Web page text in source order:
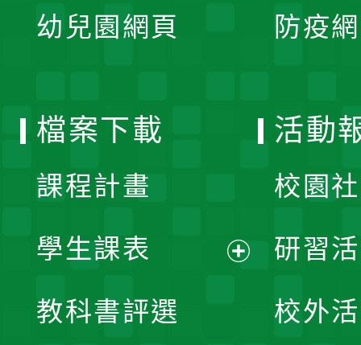
幼兒園網頁 防疫
檔案下載
課程計畫
學生課表
教科書評選
活動
校園
研習
校外